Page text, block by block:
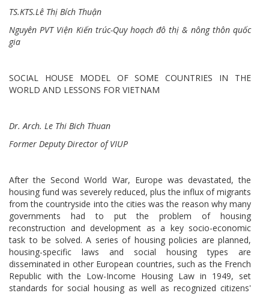
TS.KTS.Lê Thị Bích Thuận
Nguyên PVT Viện Kiến trúc-Quy hoạch đô thị & nông thôn quốc
gia
SOCIAL HOUSE MODEL OF SOME COUNTRIES IN THE
WORLD AND LESSONS FOR VIETNAM
Dr. Arch. Le Thi Bich Thuan
Former Deputy Director of VIUP
After the Second World War, Europe was devastated, the
housing fund was severely reduced, plus the influx of migrants
from the countryside into the cities was the reason why many
governments had to put the problem of housing
reconstruction and development as a key socio-economic
task to be solved. A series of housing policies are planned,
housing-specific laws and social housing types are
disseminated in other European countries, such as the French
Republic with the Low-Income Housing Law in 1949, set
standards for social housing as well as recognized citizens'